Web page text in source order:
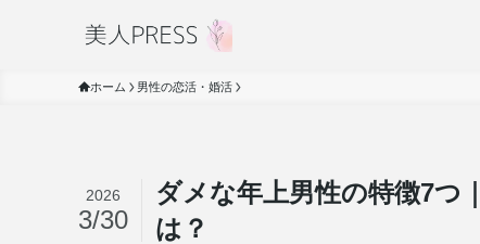
ホーム 男性の恋活・婚活
ダメな年上男性の特徴7つ
は？
2026
3/30